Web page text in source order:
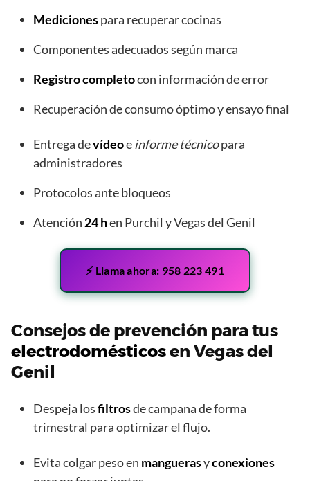
Medicionespara recuperar cocinas
Componentes adecuados según marca
Registro completocon información de error
Recuperación de consumo óptimo y ensayo final
Entrega devídeoeinforme técnicopara
administradores
Protocolos ante bloqueos
Atención 24 hen Purchil y Vegas del Genil
⚡ Llama ahora: 958 223 491
Consejos de prevención para tus
electrodomésticosen Vegas del
Genil
Despeja losfiltrosde campana de forma
trimestral para optimizar el flujo.
Evita colgar peso en manguerasyconexiones